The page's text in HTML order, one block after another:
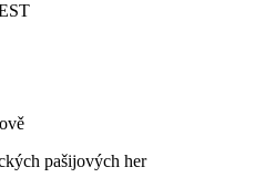
pašijových her